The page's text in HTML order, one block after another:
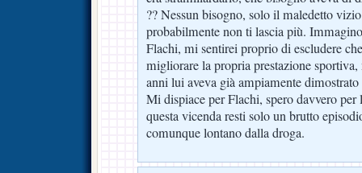
?? Nessun bisogno, solo il maledetto
probabilmente non ti lascia più.
Flachi, mi sentirei proprio di escludere
migliorare la propria prestazione
anni lui aveva già ampiamente
Mi dispiace per Flachi, spero davvero
questa vicenda resti solo un brutto
comunque lontano dalla droga.